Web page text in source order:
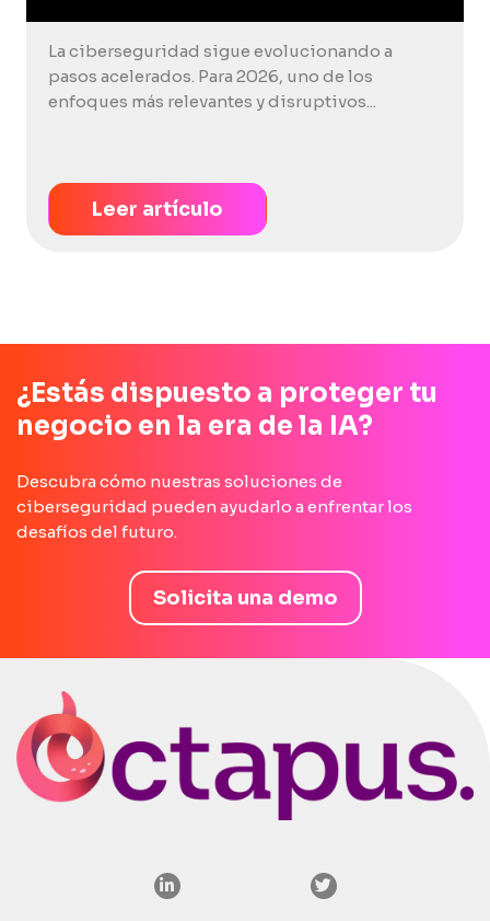
La ciberseguridad sigue evolucionando a
pasos acelerados. Para 2026, uno de los
enfoques más relevantes y disruptivos...
Leer artículo
¿Estás dispuesto a proteger tu
negocio en la era de la IA?
Descubra cómo nuestras soluciones de
ciberseguridad pueden ayudarlo a enfrentar los
desafíos del futuro.
Solicita una demo